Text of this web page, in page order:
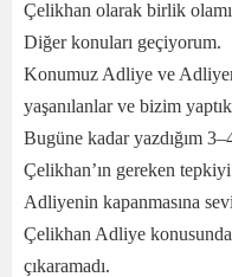
Çelikhan olarak birlik
Diğer konuları geçiyorum.
Konumuz Adliye ve
yaşanılanlar ve bizim
Bugüne kadar yazdığım
Çelikhan’ın gereken
Adliyenin kapanmasına
Çelikhan Adliye
çıkaramadı.